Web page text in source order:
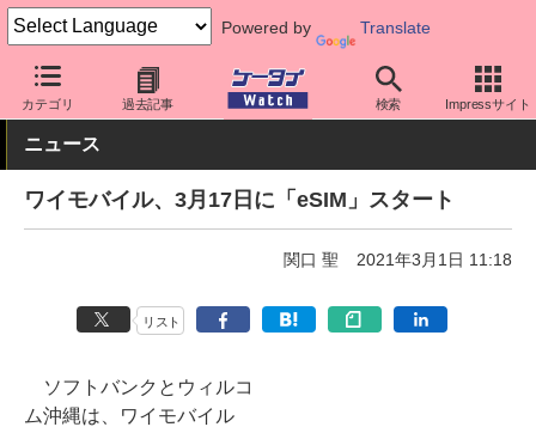
Powered by Translate
カテゴリ 過去記事 検索 Impressサイト
ケータイ Watch キャリア ワイモバイル スマホ・ケータイ
ニュース
ワイモバイル、3月17日に「eSIM」スタート
関口 聖 2021年3月1日 11:18
リスト
ソフトバンクとウィルコ
ム沖縄は、ワイモバイル